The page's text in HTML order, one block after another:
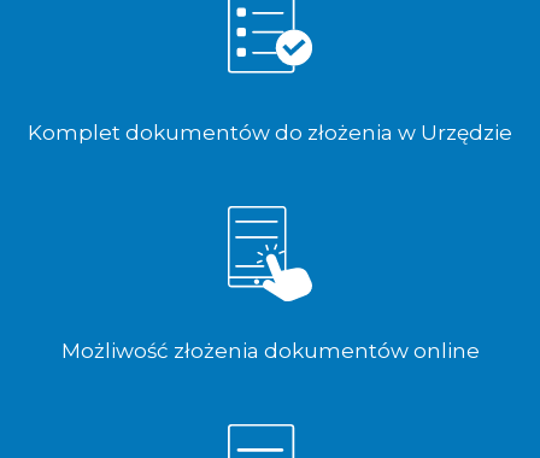
Komplet dokumentów do złożenia w Urzędzie
Możliwość złożenia dokumentów online